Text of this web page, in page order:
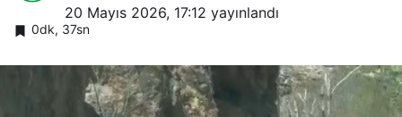
20 Mayıs 2026, 17:12 yayınlandı
0dk, 37sn